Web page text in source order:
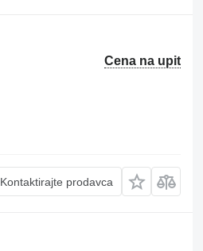
Cena na upit
Kontaktirajte prodavca